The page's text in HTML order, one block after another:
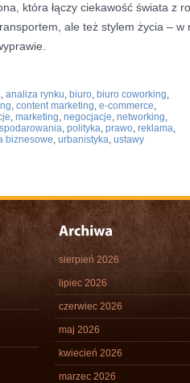
która łączy ciekawość świata z
ale też stylem życia – w
, analiza rynku, biuro, biuro coworking,
, content marketing, e-commerce,
, marketing, negocjacje, networking,
, polityka, prawo, reklama,
biznesowe, urbanistyka, ustawy
sierpień 2026
lipiec 2026
czerwiec 2026
maj 2026
kwiecień 2026
marzec 2026